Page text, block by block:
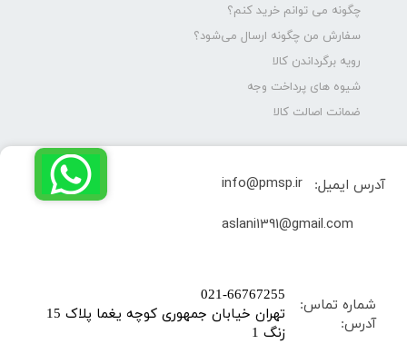
چگونه می توانم خرید کنم؟
سفارش من چگونه ارسال می‌شود؟
رویه برگرداندن کالا
شیوه های پرداخت وجه
ضمانت اصالت کالا
شماره تماس:
آدرس:
​021-66767255
تهران خیابان جمهوری کوچه یغما پلاک 15
زنگ 1
آدرس ایمیل:
info@pmsp.ir
​aslani1391@gmail.com